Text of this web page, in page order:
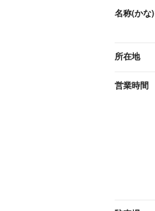
名称(かな)
所在地
営業時間